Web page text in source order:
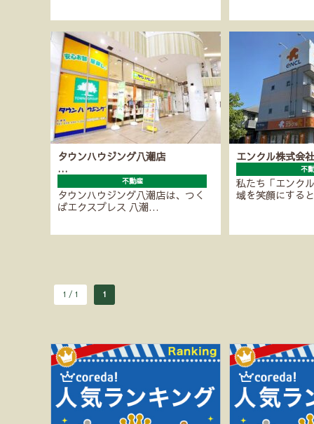
タウンハウジング八潮店
…
不動産
タウンハウジング八潮店は、つく
ばエクスプレス 八潮…
エンクル株式会
不
私たち「エンク
域を笑顔にする
1 / 1 1